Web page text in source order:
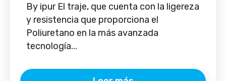
By ipur El traje, que cuenta con la ligereza
y resistencia que proporciona el
Poliuretano en la más avanzada
tecnología...